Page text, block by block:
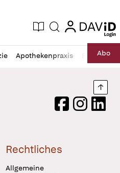
Zeitung
Aktuelle Ausgabe
Suche login
login
Apothekenpraxis RechtAbo
Logo
FacebookInstagram
Rechtliches
Allgemeine